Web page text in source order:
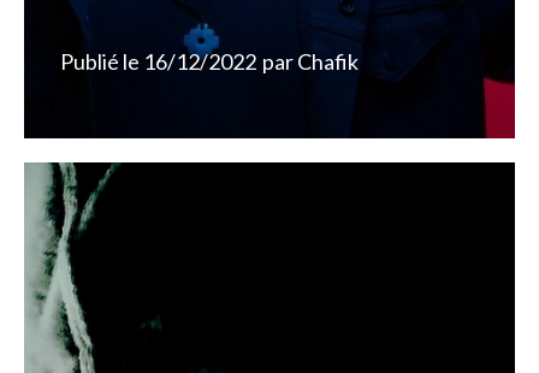
Publié le 16/12/2022 parChafik